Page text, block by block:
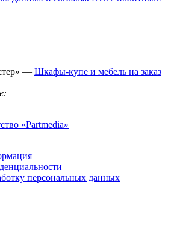
— Шкафы-купе и мебель на заказ
«Partmedia»
персональных данных